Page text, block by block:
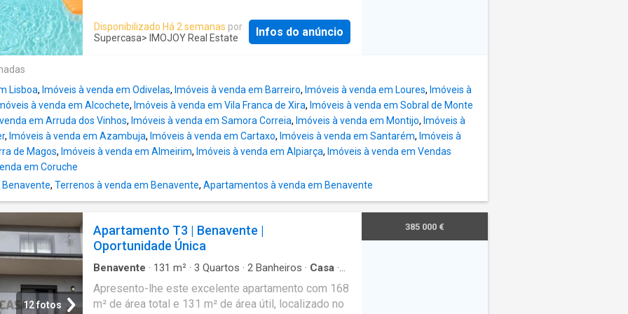
facilidade de mobilidade. Uma oportunidade única
para quem procura qualidade e bem-estar em
m2, com área bruta de construção 265 m2, esta
propriedade destaca-se pela privacidade, conforto e
banho A moradia tem uma excelente luminosidade
natural, oferecendo uma distribuição harmoniosa e
prática, ideal para famílias numerosas ou para quem
valoriza espaço e comodidade. No exterior,
encontra-se um anexo independente, com lareira,
banho. Perfeito para alojamento de visitas, espaço
de lazer, escritório ou até para rentabilização. A zona
para momentos de descanso e convívio, bem como
um agradável espaço ajardinado. Localizada numa
zona calma, com bons acessos e pr
Disponibilizado Há 2 semanas por
Supercasa> IMOJOY Real Estate Infos do anúncio
Lisboa, Imóveis à venda em Odivelas, Imóveis à venda em Barreiro, Imóveis à venda em Loures, Imóveis à
à venda em Alcochete, Imóveis à venda em Vila Franca de Xira, Imóveis à venda em Sobral de Monte
em Arruda dos Vinhos, Imóveis à venda em Samora Correia, Imóveis à venda em Montijo, Imóveis à
, Imóveis à venda em Azambuja, Imóveis à venda em Cartaxo, Imóveis à venda em Santarém, Imóveis à
de Magos, Imóveis à venda em Almeirim, Imóveis à venda em Alpiarça, Imóveis à venda em Vendas
em Coruche
Benavente, Terrenos à venda em Benavente, Apartamentos à venda em Benavente
12 fotos
Apartamento T3 | Benavente |
Oportunidade Única
Benavente · 131 m² · 3 Quartos · 2 Banheiros · Casa ·
Apresento-lhe este excelente apartamento com 168
m² de área total e 131 m² de área útil, localizado no
385 000 €